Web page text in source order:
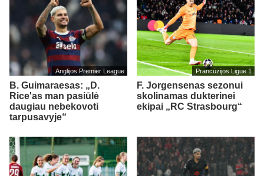
Anglijos Premier League
B. Guimaraesas: „D.
Rice'as man pasiūlė
daugiau nebekovoti
tarpusavyje“
Prancūzijos Ligue 1
F. Jorgensenas sezonui
skolinamas dukterinei
ekipai „RC Strasbourg“